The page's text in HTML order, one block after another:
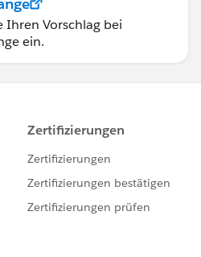
Ihren Vorschlag bei
ein.